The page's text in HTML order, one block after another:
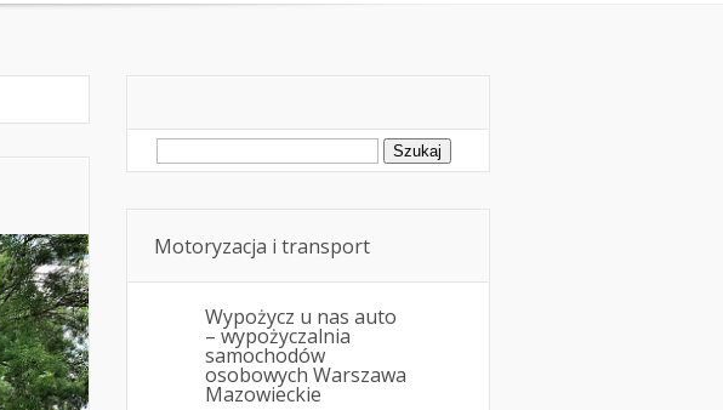
Szukaj:
Motoryzacja i transport
Wypożycz u nas auto
– wypożyczalnia
samochodów
osobowych Warszawa
Mazowieckie